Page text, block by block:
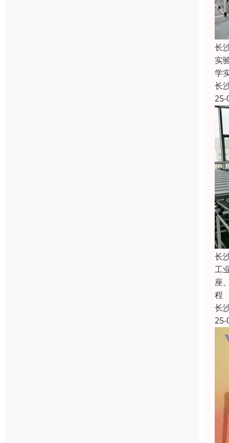
长
实
学
长
25-
长
工
座
程
长
25-